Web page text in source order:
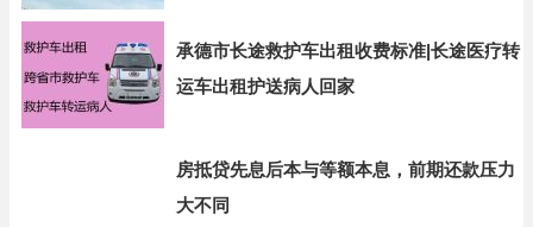
承德市长途救护车出租收费标准|长途医疗转
运车出租护送病人回家
房抵贷先息后本与等额本息，前期还款压力
大不同